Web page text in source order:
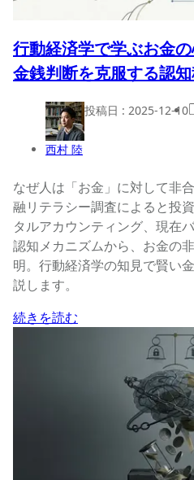
行動経済学で学ぶお金
金銭判断を克服する認
西村 陸
投稿日 : 2025-12-10
なぜ人は「お金」に対して非
融リテラシー調査によると投
タルアカウンティング、現在
認知メカニズムから、お金の
明。行動経済学の知見で賢い
説します。
続きを読む